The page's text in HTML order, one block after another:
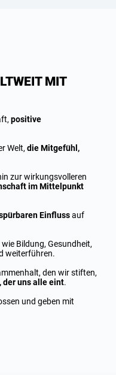
MIT
positive
Welt, die Mitgefühl,
zur wirkungsvolleren
im Mittelpunkt
Einflussauf
Bildung, Gesundheit,
weiterführen.
den wir stiften,
der uns alle eint.
und geben mit